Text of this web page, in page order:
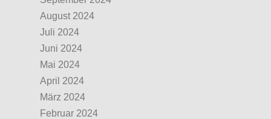
August 2024
Juli 2024
Juni 2024
Mai 2024
April 2024
März 2024
Februar 2024